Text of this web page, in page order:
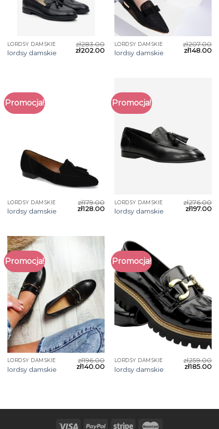
LORDSY DAMSKIE
lordsy damskie
zł283.00
zł202.00
LORDSY DAMSKIE
lordsy damskie
zł207.00
zł148.00
Promocja!
LORDSY DAMSKIE
lordsy damskie
zł179.00
zł128.00
Promocja!
LORDSY DAMSKIE
lordsy damskie
zł276.00
zł197.00
Promocja!
LORDSY DAMSKIE
lordsy damskie
zł196.00
zł140.00
Promocja!
LORDSY DAMSKIE
lordsy damskie
zł259.00
zł185.00